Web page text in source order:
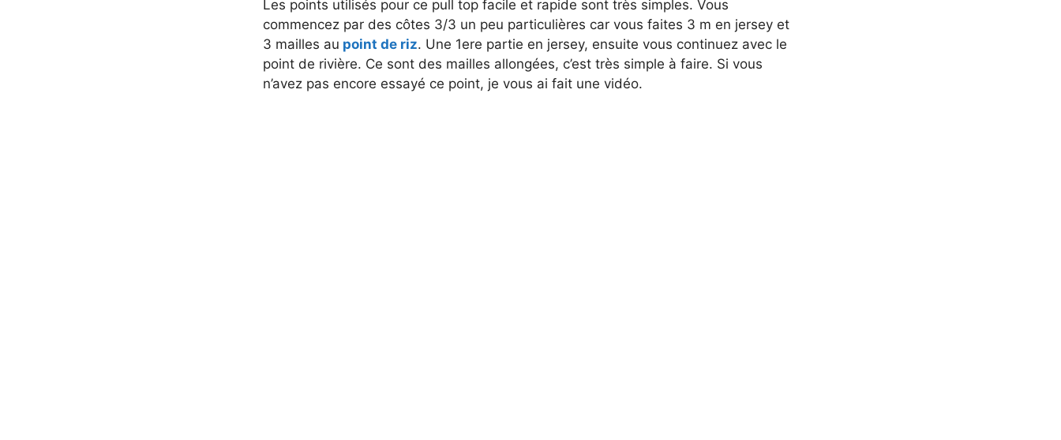
Les points utilisés pour ce pull top facile et rapide sont très simples. Vous
commencez par des côtes 3/3 un peu particulières car vous faites 3 m en jersey et
3 mailles au point de riz. Une 1ere partie en jersey, ensuite vous continuez avec le
point de rivière. Ce sont des mailles allongées, c’est très simple à faire. Si vous
n’avez pas encore essayé ce point, je vous ai fait une vidéo.